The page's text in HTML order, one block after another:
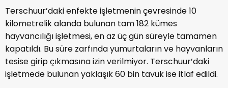
Terschuur’daki enfekte işletmenin çevresinde 10
kilometrelik alanda bulunan tam 182 kümes
hayvancılığı işletmesi, en az üç gün süreyle tamamen
kapatıldı. Bu süre zarfında yumurtaların ve hayvanların
tesise girip çıkmasına izin verilmiyor. Terschuur’daki
işletmede bulunan yaklaşık 60 bin tavuk ise itlaf edildi.